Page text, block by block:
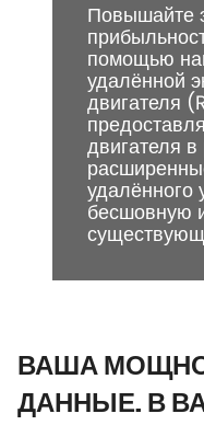
Повышайте
помощью
удалённой
двигателя
двигателя
удалённого
бесшовную
ВАША
ДАННЫЕ. В